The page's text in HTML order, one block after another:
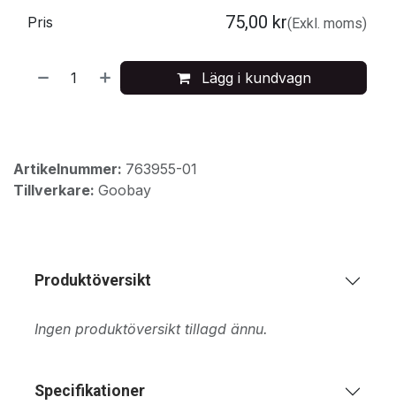
Lägg i kundvagn
Pris 75,00 kr(Exkl. moms)
Artikelnummer: 763955-01
Tillverkare: Goobay
Produktöversikt
Ingen produktöversikt tillagd ännu.
Specifikationer